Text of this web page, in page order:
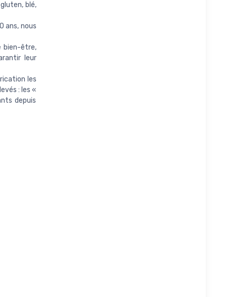
gluten, blé,
ans, nous
bien-être,
leur
les
: les «
depuis